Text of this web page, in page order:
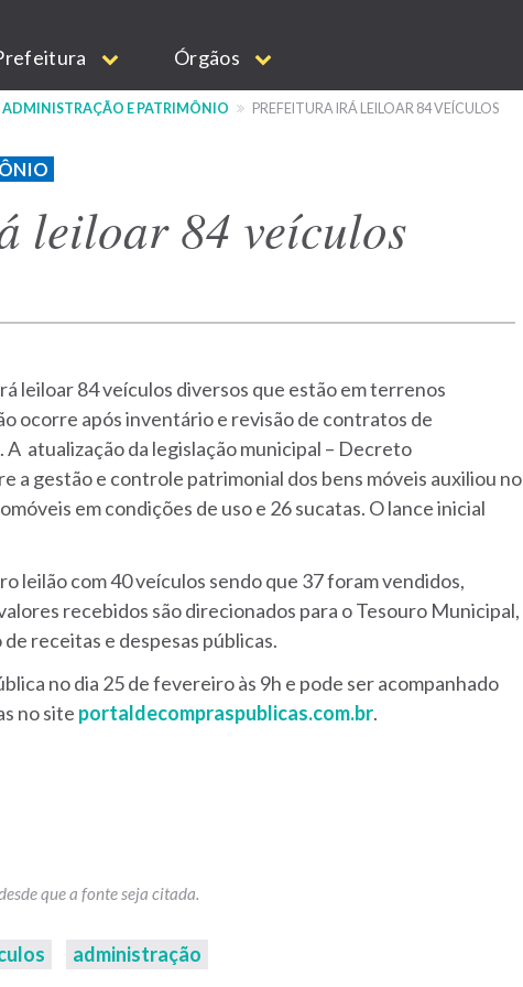
Órgãos
ADMINISTRAÇÃO E PATRIMÔNIO PREFEITURA IRÁ LEILOAR 84 VEÍCULOS
leiloar 84 veículos
leiloar 84 veículos diversos que estão em terrenos
ocorre após inventário e revisão de contratos de
A atualização da legislação municipal – Decreto
a gestão e controle patrimonial dos bens móveis auxiliou no
em condições de uso e 26 sucatas. O lance inicial
leilão com 40 veículos sendo que 37 foram vendidos,
recebidos são direcionados para o Tesouro Municipal,
receitas e despesas públicas.
no dia 25 de fevereiro às 9h e pode ser acompanhado
no site portaldecompraspublicas.com.br.
administração